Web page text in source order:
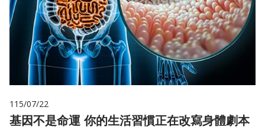
115/07/22
基因不是命運 你的生活習慣正在改寫身體劇本